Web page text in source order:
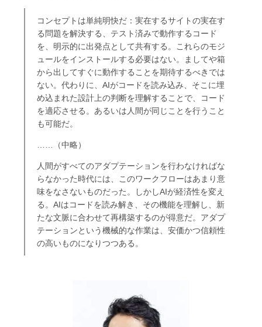
コンセプトは単純明快だ：実在するサイトの実在す
る問題を解決する、テスト済みで動作するコード
を、明示的に出発点として共有する。これらのモジ
ュールをインストールする必要はない。ましてや箱
から出してすぐに動作することを期待するべきでは
ない。代わりに、AIがコードを読み込み、そこに埋
め込まれた設計上の判断を理解することで、コード
を適応させる。あるいは人間が同じことを行うこと
も可能だ。
……（中略）
人間がすべてのアダプテーションを行わなければな
らなかった時代には、このワークフローはあまり意
味をなさないものだった。しかしAIが経済性を変え
る。AIはコードを読み解き、その機能を理解し、新
たな文脈に合わせて再構築するのが得意だ。アダプ
テーションという機械的な作業は、安価かつ信頼性
の高いものになりつつある。